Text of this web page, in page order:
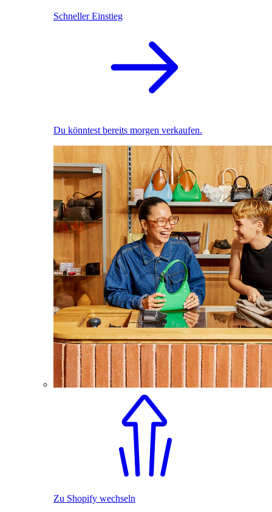
Schneller Einstieg
Du könntest bereits morgen verkaufen.
Zu Shopify wechseln